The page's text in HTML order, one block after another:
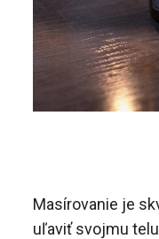
Masírovanie je
uľaviť svojmu